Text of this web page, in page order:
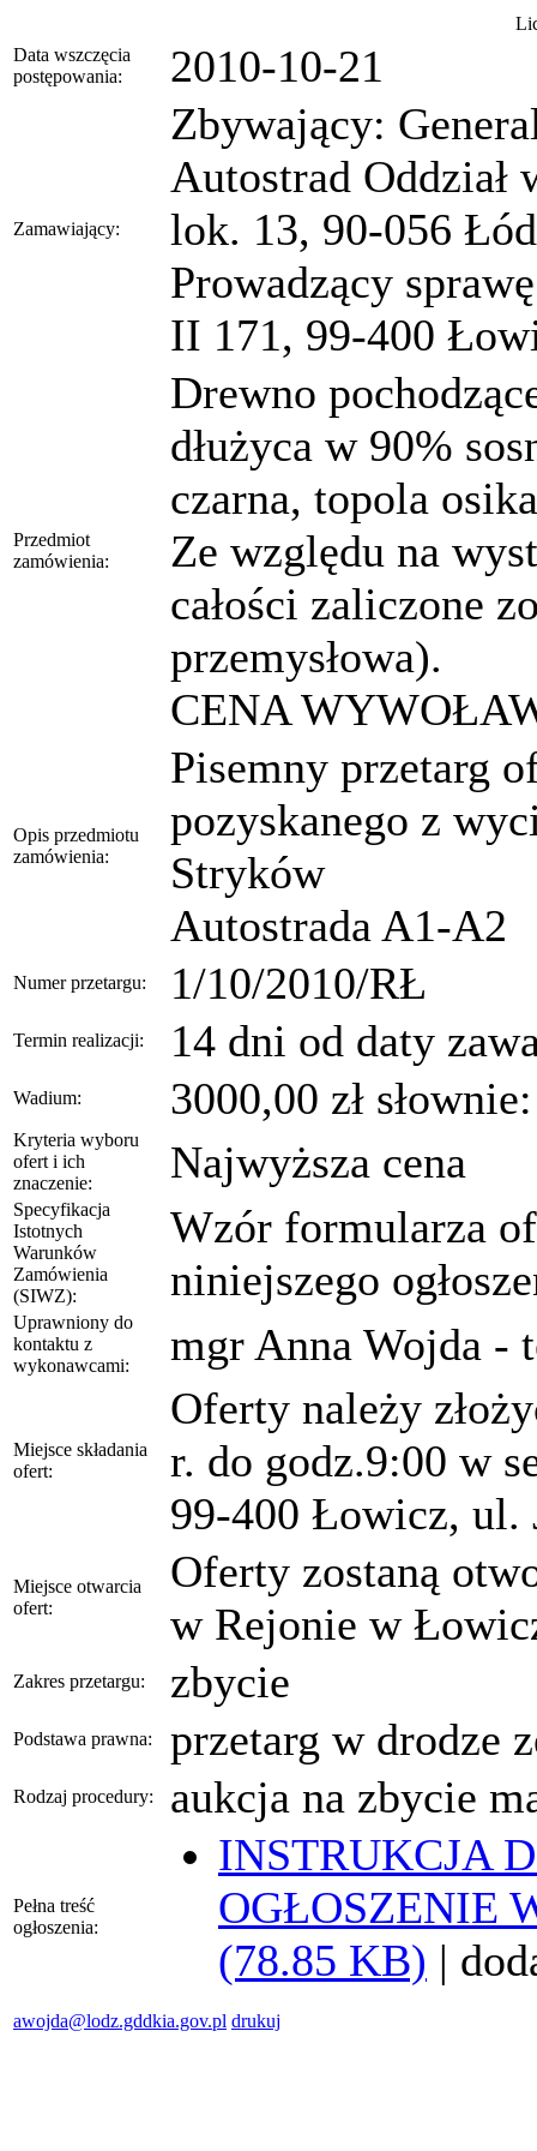
Data wszczęcia
postępowania:
2010-10-21
Zamawiający:
Zbywający:
Autostrad Oddział
lok. 13, 90-056
Prowadzący
II 171, 99-400
Przedmiot
zamówienia:
Drewno
dłużyca w 90%
czarna, topola
Ze względu na
całości zaliczone
przemysłowa).
CENA
Opis przedmiotu
zamówienia:
Pisemny przetarg
pozyskanego z
Stryków
Autostrada A1-A2
Numer przetargu: 1/10/2010/RŁ
Termin realizacji: 14 dni od daty
Wadium: 3000,00 zł
Kryteria wyboru
ofert i ich
znaczenie:
Najwyższa cena
Specyfikacja
Istotnych
Warunków
Zamówienia
(SIWZ):
Wzór formularza
niniejszego
Uprawniony do
kontaktu z
wykonawcami:
mgr Anna Wojda -
Miejsce składania
ofert:
Oferty należy
r. do godz.9:00 w
99-400 Łowicz, ul.
Miejsce otwarcia
ofert:
Oferty zostaną
w Rejonie w
Zakres przetargu: zbycie
Podstawa prawna: przetarg w drodze
Rodzaj procedury: aukcja na zbycie
Pełna treść
ogłoszenia:
INSTRUKCJA
OGŁOSZENIE
(78.85 KB) |
awojda@lodz.gddkia.gov.pl drukuj